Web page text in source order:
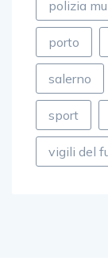
polizia
porto
salerno
sport
vigili del